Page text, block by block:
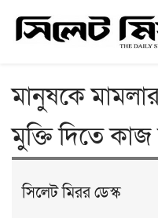
মানুষকে
মুক্তি দিতে
সিলেট মিরর ডেস্ক